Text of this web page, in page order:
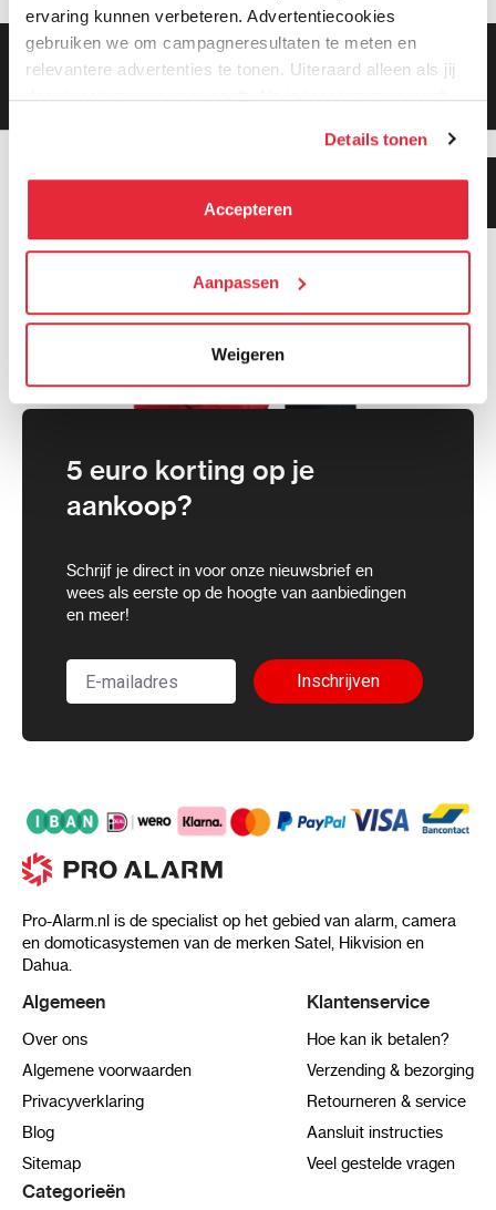
ervaring kunnen verbeteren. Advertentiecookies
gebruiken we om campagneresultaten te meten en
relevantere advertenties te tonen. Uiteraard alleen als jij
daar toestemming voor geeft. Als je toestemming geeft,
kunnen deze gegevens combineren met informatie die zij
hebben verzameld via het gebruik van hun diensten. Je
kunt alle cookies accepteren, alleen noodzakelijke
We werken samen met21 derden
die uw gegevens
kunnen ontvangen en verwerken.
Details tonen
Accepteren
Aanpassen
Weigeren
Gratis bezorging vanaf €99,-
Gratis retourneren binnen 90 dagen*
Klanten geven ons een 9.3 gemiddeld
5 euro korting op je
aankoop?
Schrijf je direct in voor onze nieuwsbrief en
wees als eerste op de hoogte van aanbiedingen
en meer!
Inschrijven
Pro-Alarm.nl is de specialist op het gebied van alarm, camera
en domoticasystemen van de merken Satel, Hikvision en
Dahua.
Klanten geven ons 9.3
gemiddeld!
Algemeen
Over ons
Algemene voorwaarden
Privacyverklaring
Blog
Sitemap
Klantenservice
Hoe kan ik betalen?
Verzending & bezorging
Retourneren & service
Aansluit instructies
Veel gestelde vragen
Categorieën